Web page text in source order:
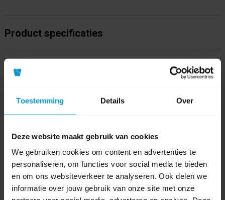
Toestemming Details Over
Deze website maakt gebruik van cookies
We gebruiken cookies om content en advertenties te
personaliseren, om functies voor social media te bieden
en om ons websiteverkeer te analyseren. Ook delen we
informatie over jouw gebruik van onze site met onze
Product specificaties
Soort Sprayflacon met spraytrigger
Kleur